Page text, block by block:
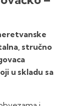
stručno
u skladu sa